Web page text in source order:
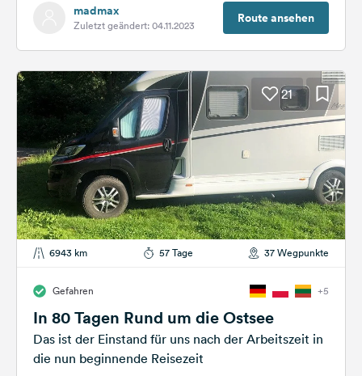
madmax
Zuletzt geändert: 04.11.2023 Route ansehen
21
6943 km 57 Tage 37 Wegpunkte
Gefahren +5
In 80 Tagen Rund um die Ostsee
Das ist der Einstand für uns nach der Arbeitszeit in
die nun beginnende Reisezeit